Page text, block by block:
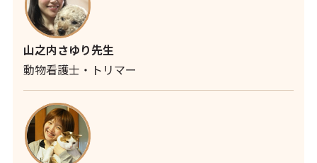
山之内さゆり先生
動物看護士・トリマー